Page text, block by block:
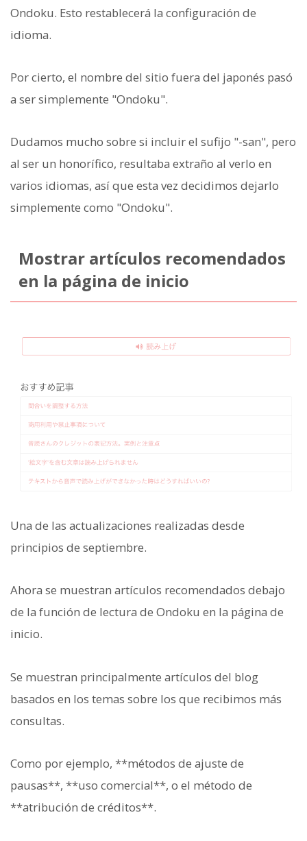
Ondoku. Esto restablecerá la configuración de
idioma.
Por cierto, el nombre del sitio fuera del japonés pasó
a ser simplemente "Ondoku".
Dudamos mucho sobre si incluir el sufijo "-san", pero
al ser un honorífico, resultaba extraño al verlo en
varios idiomas, así que esta vez decidimos dejarlo
simplemente como "Ondoku".
Mostrar artículos recomendados
en la página de inicio
Una de las actualizaciones realizadas desde
principios de septiembre.
Ahora se muestran artículos recomendados debajo
de la función de lectura de Ondoku en la página de
inicio.
Se muestran principalmente artículos del blog
basados en los temas sobre los que recibimos más
consultas.
Como por ejemplo, **métodos de ajuste de
pausas**, **uso comercial**, o el método de
**atribución de créditos**.